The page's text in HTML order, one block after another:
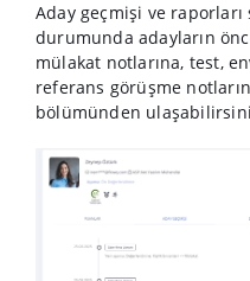
Aday geçmişi ve raporları
durumunda adayların
mülakat notlarına, test,
referans görüşme
bölümünden